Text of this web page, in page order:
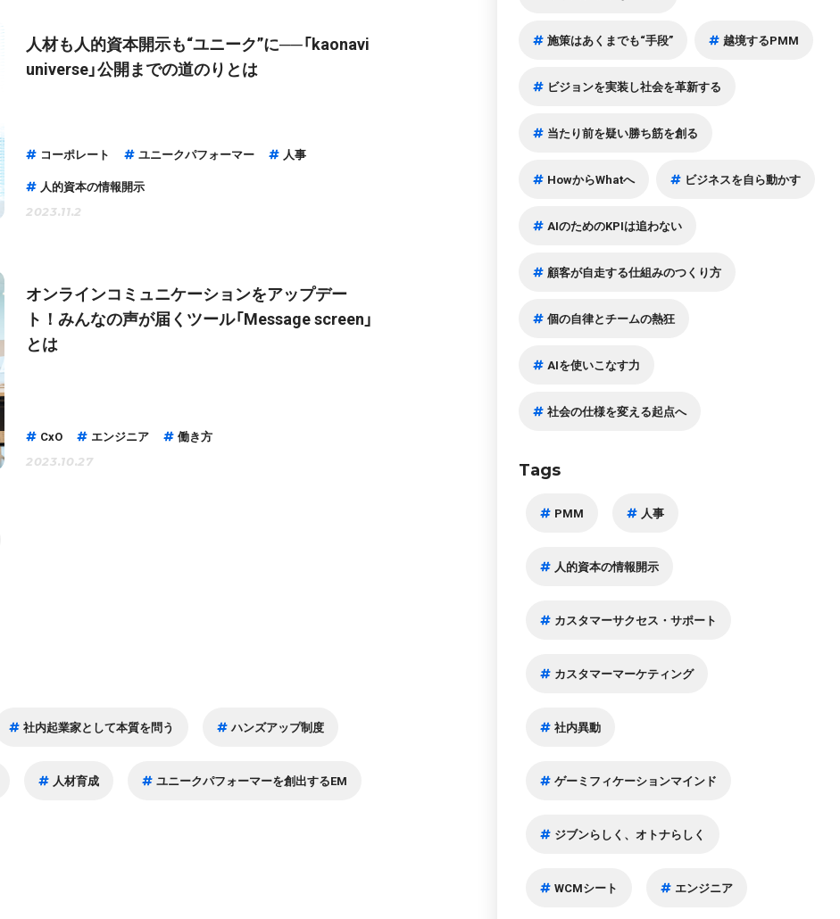
人材も人的資本開示も“ユニーク”に──「kaonavi
universe」公開までの道のりとは
コーポレート ユニークパフォーマー
人事
人的資本の情報開示
2023.11.2
オンラインコミュニケーションをアップデー
ト！みんなの声が届くツール「Message screen」
とは
CxO エンジニア
働き方
2023.10.27
社内起業家として本質を問う ハンズアップ制度
人材育成 ユニークパフォーマーを創出するEM
施策はあくまでも“手段” 越境するPMM
ビジョンを実装し社会を革新する
当たり前を疑い勝ち筋を創る
HowからWhatへ ビジネスを自ら動かす
AIのためのKPIは追わない
顧客が自走する仕組みのつくり方
個の自律とチームの熱狂
AIを使いこなす力
社会の仕様を変える起点へ
Tags
PMM 人事
人的資本の情報開示
カスタマーサクセス・サポート
カスタマーマーケティング
社内異動
ゲーミフィケーションマインド
ジブンらしく、オトナらしく
WCMシート エンジニア